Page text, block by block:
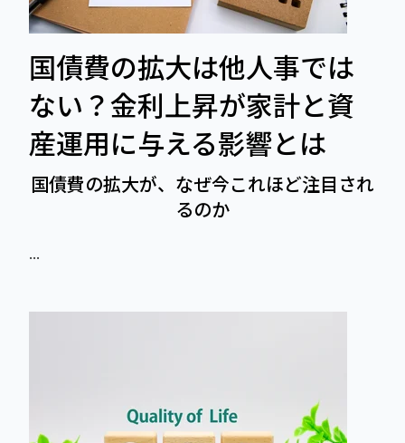
国債費の拡大は他人事では
ない？金利上昇が家計と資
産運用に与える影響とは
国債費の拡大が、なぜ今これほど注目され
るのか
...